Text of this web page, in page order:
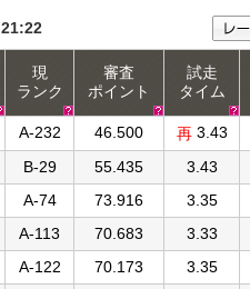
21:22
現
ランク
審査
ポイント
試走
タイム
A-232 46.500 再3.43
B-29 55.435
3.43
A-74 73.916
3.35
A-113 70.683
3.33
A-122 70.173
3.35